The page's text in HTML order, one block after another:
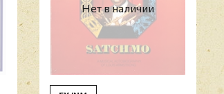
Нет в наличии